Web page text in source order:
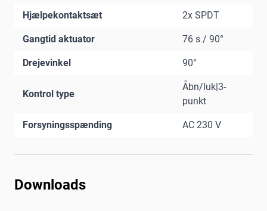
Hjælpekontaktsæt 2x SPDT
Gangtid aktuator 76 s / 90°
Drejevinkel 90°
Kontrol type
Åbn/luk|3-
punkt
Forsyningsspænding AC 230 V
Downloads